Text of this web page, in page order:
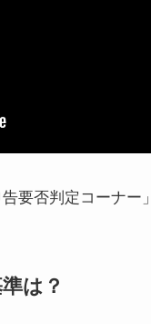
要否判定コーナー
は？